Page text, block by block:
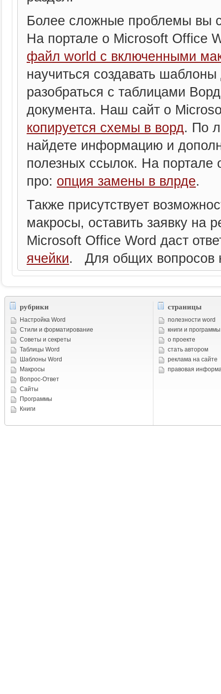
Более сложные проблемы вы
На портале о Microsoft Office
файл world с включенными
научиться создавать
разобраться с таблицами
документа. Наш сайт о
копируется схемы в ворд. По
найдете информацию и
полезных ссылок. На портале
про: опция замены в влрде.
Также присутствует
макросы, оставить заявку
Microsoft Office Word даст
ячейки. Для общих вопросов
страницы
полезности word
книги и программы
о проекте
стать автором
реклама на сайте
правовая
рубрики
Настройка Word
Стили и форматирование
Советы и cекреты
Таблицы Word
Шаблоны Word
Макросы
Вопрос-Ответ
Сайты
Программы
Книги